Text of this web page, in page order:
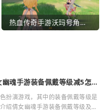
热血传奇手游沃玛号角（热血传奇沃玛装备隐藏属性）
魂手游装备佩戴等级减5怎么
扮演游戏，其中的装备佩戴等级是
绍倩女幽魂手游装备佩戴等级及其